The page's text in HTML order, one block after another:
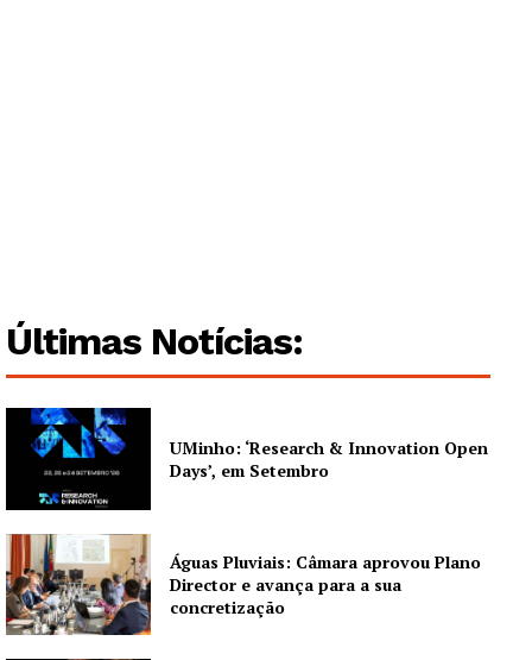
Últimas Notícias:
UMinho: ‘Research & Innovation Open
Days’, em Setembro
Águas Pluviais: Câmara aprovou Plano
Director e avança para a sua
concretização